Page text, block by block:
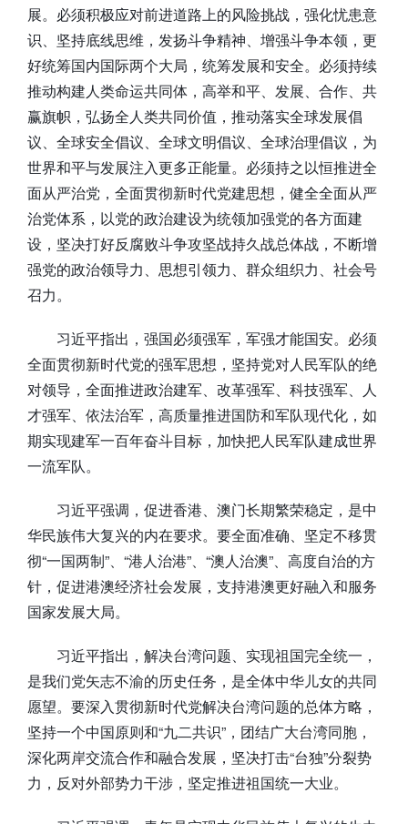
展。必须积极应对前进道路上的风险挑战，强化忧患意
识、坚持底线思维，发扬斗争精神、增强斗争本领，更
好统筹国内国际两个大局，统筹发展和安全。必须持续
推动构建人类命运共同体，高举和平、发展、合作、共
赢旗帜，弘扬全人类共同价值，推动落实全球发展倡
议、全球安全倡议、全球文明倡议、全球治理倡议，为
世界和平与发展注入更多正能量。必须持之以恒推进全
面从严治党，全面贯彻新时代党建思想，健全全面从严
治党体系，以党的政治建设为统领加强党的各方面建
设，坚决打好反腐败斗争攻坚战持久战总体战，不断增
强党的政治领导力、思想引领力、群众组织力、社会号
召力。
习近平指出，强国必须强军，军强才能国安。必须
全面贯彻新时代党的强军思想，坚持党对人民军队的绝
对领导，全面推进政治建军、改革强军、科技强军、人
才强军、依法治军，高质量推进国防和军队现代化，如
期实现建军一百年奋斗目标，加快把人民军队建成世界
一流军队。
习近平强调，促进香港、澳门长期繁荣稳定，是中
华民族伟大复兴的内在要求。要全面准确、坚定不移贯
彻“一国两制”、“港人治港”、“澳人治澳”、高度自治的方
针，促进港澳经济社会发展，支持港澳更好融入和服务
国家发展大局。
习近平指出，解决台湾问题、实现祖国完全统一，
是我们党矢志不渝的历史任务，是全体中华儿女的共同
愿望。要深入贯彻新时代党解决台湾问题的总体方略，
坚持一个中国原则和“九二共识”，团结广大台湾同胞，
深化两岸交流合作和融合发展，坚决打击“台独”分裂势
力，反对外部势力干涉，坚定推进祖国统一大业。